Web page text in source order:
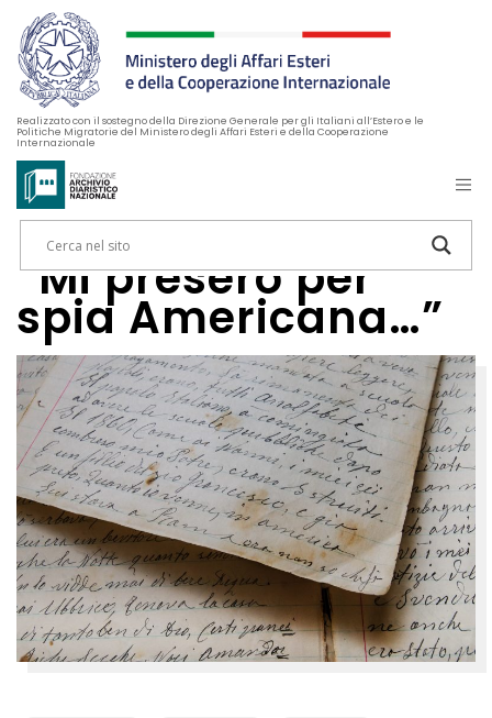
Realizzato con il sostegno della Direzione Generale per gli Italiani all’Estero e le
Politiche Migratorie del Ministero degli Affari Esteri e della Cooperazione
Internazionale
“Mi presero per
spia Americana…”